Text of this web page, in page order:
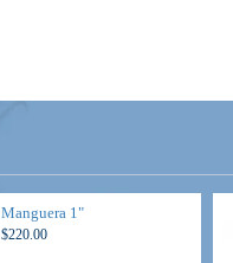
Manguera 1"
$220.00